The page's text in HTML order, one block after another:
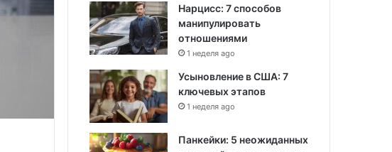
Нарцисс: 7 способов
манипулировать
отношениями
1 неделя ago
Усыновление в США: 7
ключевых этапов
1 неделя ago
Панкейки: 5 неожиданных